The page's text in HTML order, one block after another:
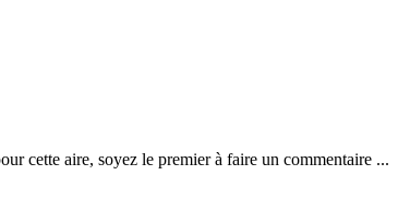
cette aire, soyez le premier à faire un commentaire ...